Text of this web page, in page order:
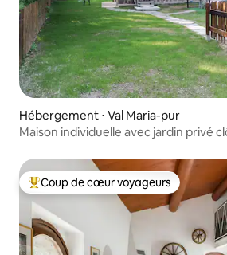
Hébergement ⋅ Val Maria-pur
Maison individuelle avec jardin privé
Coups de cœur voyageurs les plus
Coup de cœur voyageurs